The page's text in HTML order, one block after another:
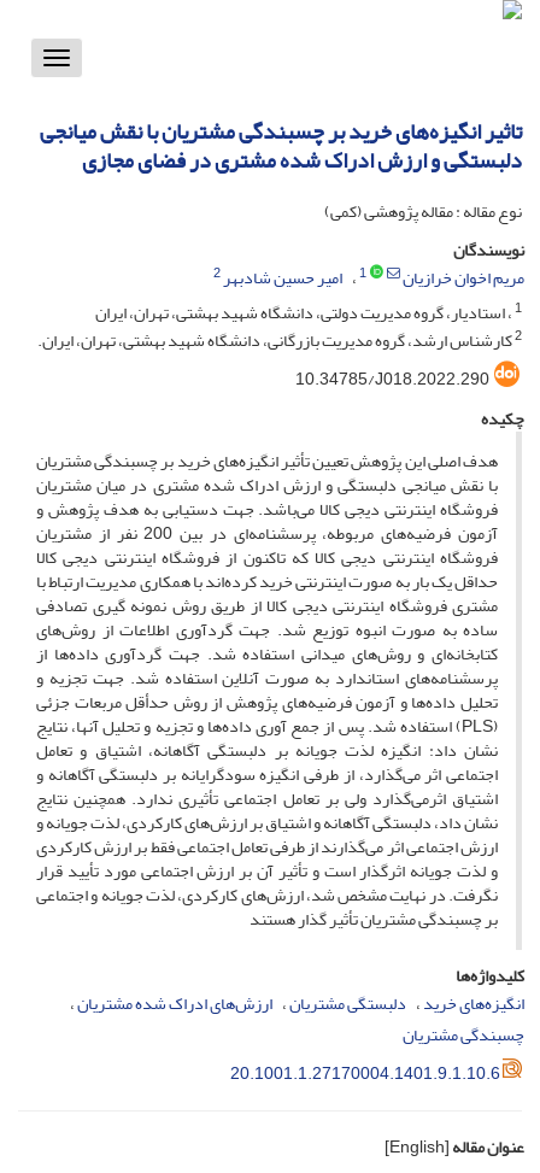
Toggle
تاثیر انگیزه‌های خرید بر چسبندگی مشتریان با نقش میانجی
دلبستگی و ارزش ادراک شده مشتری در فضای مجازی
نوع مقاله : مقاله پژوهشی (کمی)
نویسندگان
مریم اخوان خرازیان
1 امیر حسین شادبهر2
1، استادیار، گروه مدیریت دولتی، دانشگاه شهید بهشتی، تهران، ایران
2کارشناس ارشد، گروه مدیریت بازرگانی، دانشگاه شهید بهشتی، تهران، ایران.
10.34785/J018.2022.290
چکیده
هدف اصلی این پژوهش تعیین تأثیر انگیزه‌های خرید بر چسبندگی مشتریان
با نقش میانجی دلبستگی و ارزش ادراک شده مشتری در میان مشتریان
فروشگاه اینترنتی دیجی کالا می‌باشد. جهت دستیابی به هدف پژوهش و
آزمون فرضیه‌های مربوطه، پرسشنامه‌ای در بین 200 نفر از مشتریان
فروشگاه اینترنتی دیجی کالا که تاکنون از فروشگاه اینترنتی دیجی کالا
حداقل یک بار به صورت اینترنتی خرید کرده‌اند با همکاری مدیریت ارتباط با
مشتری فروشگاه اینترنتی دیجی کالا از طریق روش نمونه گیری تصادفی
ساده به صورت انبوه توزیع شد. جهت گردآوری اطلاعات از روش‌های
کتابخانه‌ای و روش‌های میدانی استفاده شد. جهت گردآوری داده‌ها از
پرسشنامه‌های استاندارد به صورت آنلاین استفاده شد. جهت تجزیه و
تحلیل داده‌ها و آزمون فرضیه‌های پژوهش از روش حدأقل مربعات جزئی
(PLS) استفاده شد. پس از جمع آوری داده‌ها و تجزیه و تحلیل آنها، نتایج
نشان داد: انگیزه لذت جویانه بر دلبستگی آگاهانه، اشتیاق و تعامل
اجتماعی اثر می‌گذارد، از طرفی انگیزه سودگرایانه بر دلبستگی آگاهانه و
اشتیاق اثر‌می‌گذارد ولی بر تعامل اجتماعی تأثیری ندارد. همچنین نتایج
نشان داد، دلبستگی آگاهانه و اشتیاق بر ارزش‌های کارکردی، لذت جویانه و
ارزش اجتماعی اثر می‌گذارند از طرفی تعامل اجتماعی فقط بر ارزش کارکردی
و لذت جویانه اثرگذار است و تأثیر آن بر ارزش اجتماعی مورد تأیید قرار
نگرفت. در نهایت مشخص شد، ارزش‌های کارکردی، لذت جویانه و اجتماعی
بر چسبندگی مشتریان تأثیر گذار هستند
کلیدواژه‌ها
انگیزه‌های خرید دلبستگی مشتریان ارزش‌های ادراک شده مشتریان
چسبندگی مشتریان
20.1001.1.27170004.1401.9.1.10.6
عنوان مقاله[English]